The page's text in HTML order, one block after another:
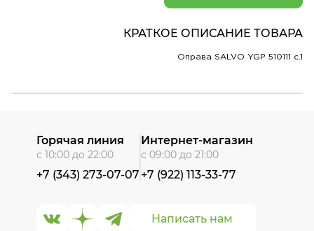
КРАТКОЕ ОПИСАНИЕ ТОВАРА
Оправа SALVO YGP 510111 c.1
Написать нам
Горячая линия
с 10:00 до 22:00
+7 (343) 273-07-07
Интернет-магазин
с 09:00 до 21:00
+7 (922) 113-33-77